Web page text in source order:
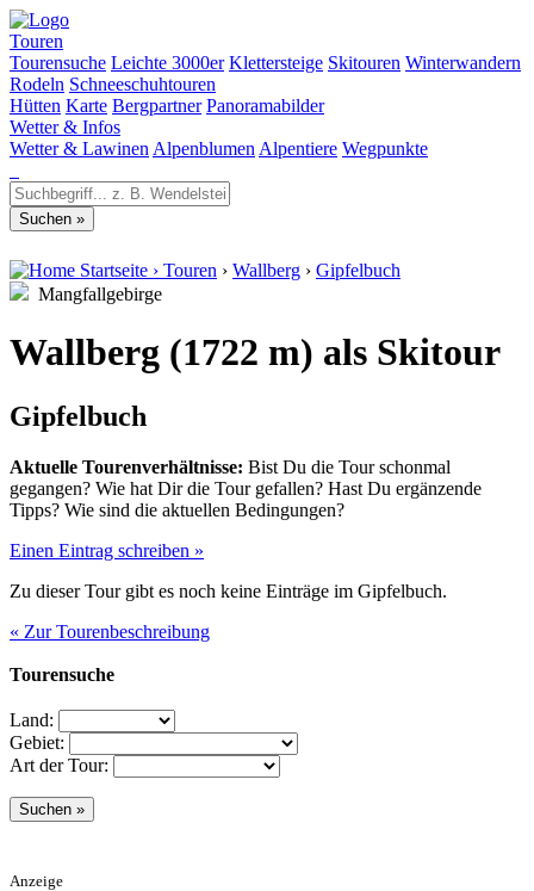
Touren
Tourensuche Leichte 3000er Klettersteige Skitouren Winterwandern
Rodeln Schneeschuhtouren
Hütten Karte Bergpartner Panoramabilder
Wetter & Infos
Wetter & Lawinen Alpenblumen Alpentiere Wegpunkte
Startseite › Touren › Wallberg › Gipfelbuch
Mangfallgebirge
Wallberg (1722 m) als Skitour
Gipfelbuch
Aktuelle Tourenverhältnisse: Bist Du die Tour schonmal
gegangen? Wie hat Dir die Tour gefallen? Hast Du ergänzende
Tipps? Wie sind die aktuellen Bedingungen?
Einen Eintrag schreiben »
Zu dieser Tour gibt es noch keine Einträge im Gipfelbuch.
« Zur Tourenbeschreibung
Tourensuche
Land:
Gebiet:
Art der Tour:
Anzeige